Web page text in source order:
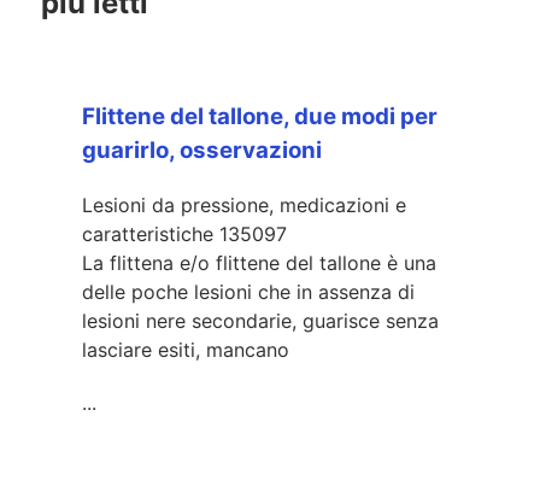
Flittene del tallone, due modi per
guarirlo, osservazioni
Lesioni da pressione, medicazioni e
caratteristiche 135097
La flittena e/o flittene del tallone è una
delle poche lesioni che in assenza di
lesioni nere secondarie, guarisce senza
lasciare esiti, mancano
...